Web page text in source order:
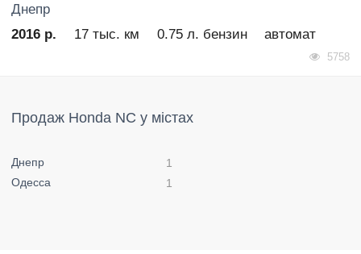
Днепр
2016 р.
17 тыс. км 0.75 л. бензин автомат
5758
Продаж Honda NC у містах
Днепр
1
Одесса
1